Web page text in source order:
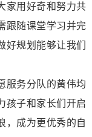
用好奇和努力共
跟随课堂学习并完
好规划能够让我们
务分队的黄伟均
孩子和家长们开启
，成为更优秀的自